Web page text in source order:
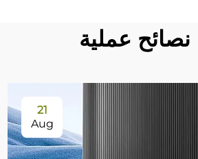
نصائح عملية
21
Aug